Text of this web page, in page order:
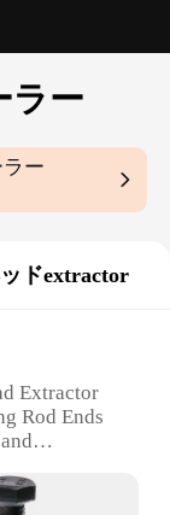
ラー
ー
ドextractor
Extractor
Rod Ends
and